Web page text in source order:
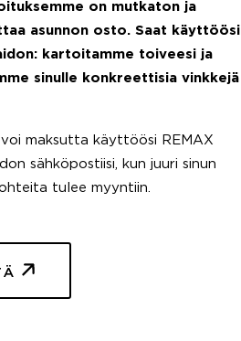
on mutkaton ja
asunnon osto. Saat käyttöösi
kartoitamme toiveesi ja
sinulle konkreettisia vinkkejä
maksutta käyttöösi REMAX
sähköpostiisi, kun juuri sinun
tulee myyntiin.